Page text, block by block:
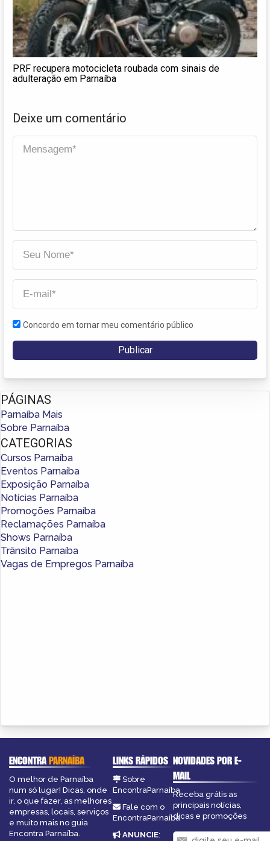
PRF recupera motocicleta roubada com sinais de
adulteração em Parnaíba
Deixe um comentário
Concordo em tornar meu comentário público
PÁGINAS
Parnaíba Mais
Sobre Parnaíba
CATEGORIAS
Cursos Parnaíba
Eventos Parnaíba
Exposição Parnaíba
Notícias Parnaíba
Promoções Parnaíba
Reclamações Parnaíba
Shows Parnaíba
Trânsito Parnaíba
Vagas de Empregos Parnaíba
ENCONTRAPARNAÍBA
O melhor de Parnaíba
num só lugar! Dicas, onde
ir, o que fazer, as melhores
empresas, locais, serviços
e muito mais no guia
Encontra Parnaíba.
LINKS RÁPIDOS
Sobre
EncontraParnaíba
Fale com o
EncontraParnaíba
ANUNCIE:
NOVIDADES POR E-
MAIL
Receba grátis as
principais notícias,
dicas e promoções